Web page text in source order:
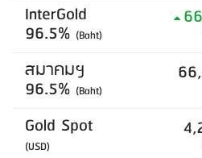
InterGold
96.5% (Baht)
สมาคมฯ
96.5% (Baht)
Gold Spot
(USD)